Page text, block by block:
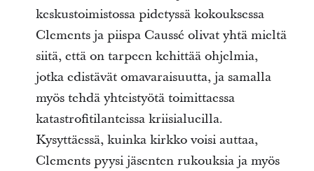
keskustoimistossa pidetyssä kokouksessa
Clements ja piispa Caussé olivat yhtä mieltä
siitä, että on tarpeen kehittää ohjelmia,
jotka edistävät omavaraisuutta, ja samalla
myös tehdä yhteistyötä toimittaessa
katastrofitilanteissa kriisialueilla.
Kysyttäessä, kuinka kirkko voisi auttaa,
Clements pyysi jäsenten rukouksia ja myös